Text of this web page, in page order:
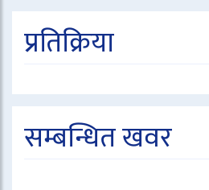
प्रतिक्रिया
सम्बन्धित खवर